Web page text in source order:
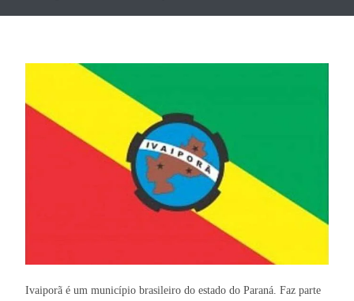
Ivaiporã é um município brasileiro do estado do Paraná. Faz parte